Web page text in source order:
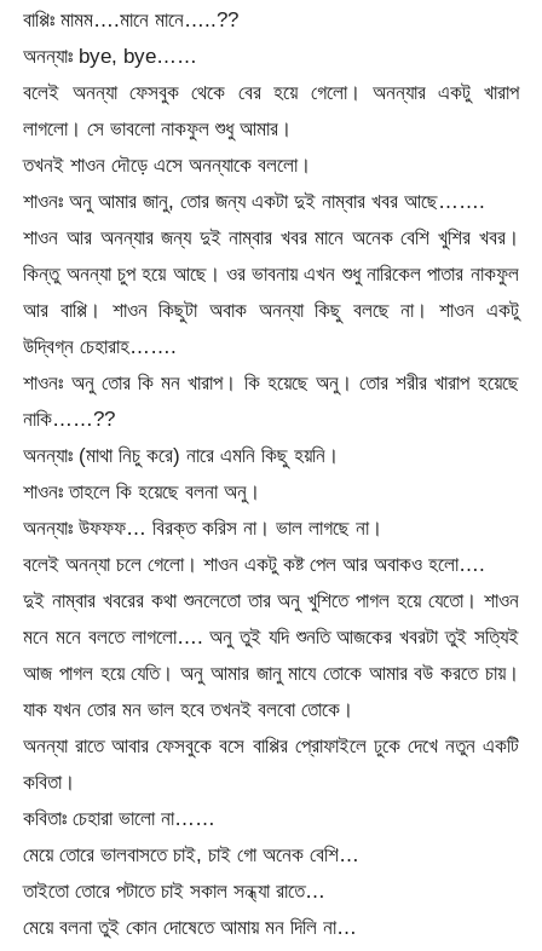
বাপ্পিঃ মামম….মানে মানে…..??
অনন্যাঃ bye, bye……
বলেই অনন্যা ফেসবুক থেকে বের হয়ে গেলো। অনন্যার একটু খারাপ
লাগলো। সে ভাবলো নাকফুল শুধু আমার।
তখনই শাওন দৌড়ে এসে অনন্যাকে বললো।
শাওনঃ অনু আমার জানু, তোর জন্য একটা দুই নাম্বার খবর আছে…….
শাওন আর অনন্যার জন্য দুই নাম্বার খবর মানে অনেক বেশি খুশির খবর।
কিন্তু অনন্যা চুপ হয়ে আছে। ওর ভাবনায় এখন শুধু নারিকেল পাতার নাকফুল
আর বাপ্পি। শাওন কিছুটা অবাক অনন্যা কিছু বলছে না। শাওন একটু
উদ্বিগ্ন চেহারাহ…….
শাওনঃ অনু তোর কি মন খারাপ। কি হয়েছে অনু। তোর শরীর খারাপ হয়েছে
নাকি……??
অনন্যাঃ (মাথা নিচু করে) নারে এমনি কিছু হয়নি।
শাওনঃ তাহলে কি হয়েছে বলনা অনু।
অনন্যাঃ উফফফ… বিরক্ত করিস না। ভাল লাগছে না।
বলেই অনন্যা চলে গেলো। শাওন একটু কষ্ট পেল আর অবাকও হলো….
দুই নাম্বার খবরের কথা শুনলেতো তার অনু খুশিতে পাগল হয়ে যেতো। শাওন
মনে মনে বলতে লাগলো…. অনু তুই যদি শুনতি আজকের খবরটা তুই সত্যিই
আজ পাগল হয়ে যেতি। অনু আমার জানু মাযে তোকে আমার বউ করতে চায়।
যাক যখন তোর মন ভাল হবে তখনই বলবো তোকে।
অনন্যা রাতে আবার ফেসবুকে বসে বাপ্পির প্রোফাইলে ঢুকে দেখে নতুন একটি
কবিতা।
কবিতাঃ চেহারা ভালো না……
মেয়ে তোরে ভালবাসতে চাই, চাই গো অনেক বেশি…
তাইতো তোরে পটাতে চাই সকাল সন্ধ্যা রাতে…
মেয়ে বলনা তুই কোন দোষেতে আমায় মন দিলি না…